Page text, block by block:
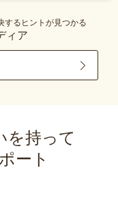
するヒントが見つかる
ィア
を持って
ート